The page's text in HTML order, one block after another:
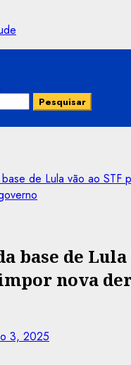
de Lula vão ao STF
base de Lula
nova
3, 2025